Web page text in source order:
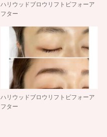
ハリウッドブロウリフトビフォーア
フター
ハリウッドブロウリフトビフォーア
フター